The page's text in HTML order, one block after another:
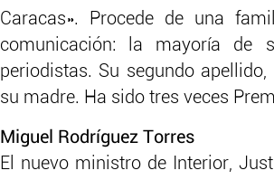
Caracas». Procede de una
comunicación: la mayoría de
periodistas. Su segundo
su madre. Ha sido tres veces
Miguel Rodríguez Torres
El nuevo ministro de Interior,